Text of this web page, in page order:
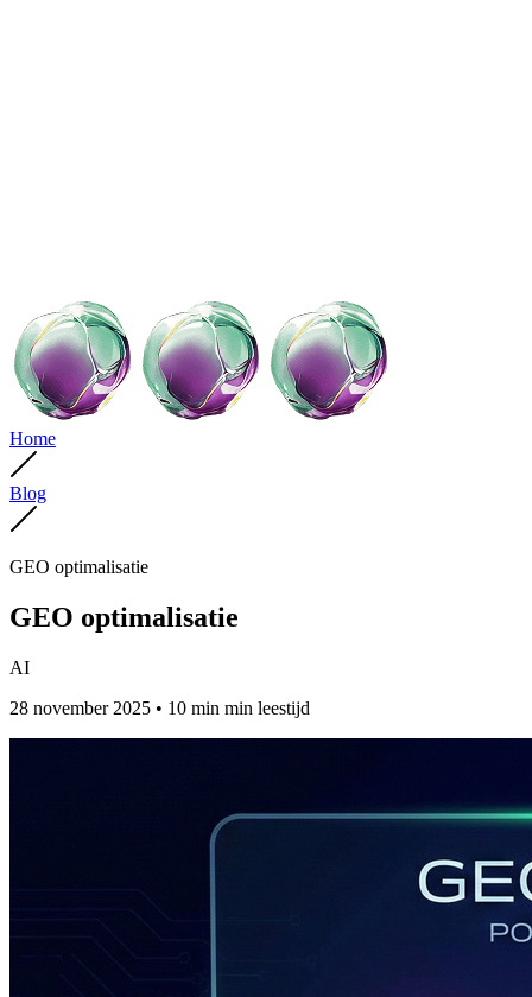
Home
Blog
GEO optimalisatie
GEO optimalisatie
AI
28 november 2025 • 10 min min leestijd